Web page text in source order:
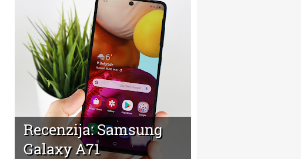
Recenzija: Samsung
Galaxy A71